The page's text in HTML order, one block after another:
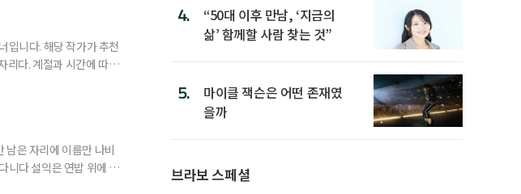
동원했다. 싱어
입니다. 해당 작가가 추천
리다. 계절과 시간에 따라
은퇴
남은 자리에 이름만 나비
니다 설익은 연밥 위에 앉
4.
“50대 이후 만남, ‘지금의
삶’ 함께할 사람 찾는 것”
5.
마이클 잭슨은 어떤 존재였
을까
브라보 스페셜